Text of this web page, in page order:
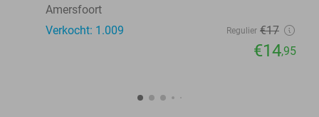
Amersfoort
Verkocht: 1.009
Regulier €17
€14,95